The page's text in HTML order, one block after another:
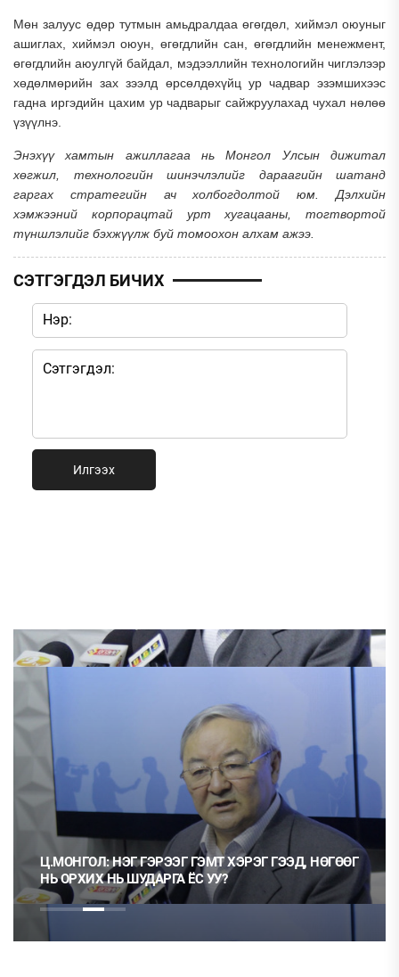
Мөн залуус өдөр тутмын амьдралдаа өгөгдөл, хиймэл оюуныг
ашиглах, хиймэл оюун, өгөгдлийн сан, өгөгдлийн менежмент,
өгөгдлийн аюулгүй байдал, мэдээллийн технологийн чиглэлээр
хөдөлмөрийн зах зээлд өрсөлдөхүйц ур чадвар эзэмшихээс
гадна иргэдийн цахим ур чадварыг сайжруулахад чухал нөлөө
үзүүлнэ.
Энэхүү хамтын ажиллагаа нь Монгол Улсын дижитал
хөгжил, технологийн шинэчлэлийг дараагийн шатанд
гаргах стратегийн ач холбогдолтой юм. Дэлхийн
хэмжээний корпорацтай урт хугацааны, тогтвортой
түншлэлийг бэхжүүлж буй томоохон алхам ажээ.
СЭТГЭГДЭЛ БИЧИХ
Илгээх
Ц.МОНГОЛ: НЭГ ГЭРЭЭГ ГЭМТ ХЭРЭГ ГЭЭД, НӨГӨӨГ
НЬ ОРХИХ НЬ ШУДАРГА ЁС УУ?